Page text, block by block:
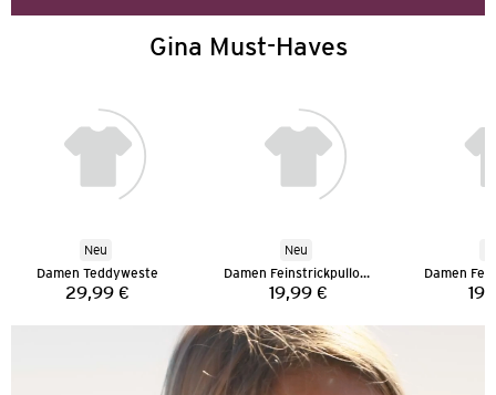
Gina Must-Haves
Neu
Damen Teddyweste
Preis:
29,99 €
Neu
Damen Feinstrickpullover
Preis:
19,99 €